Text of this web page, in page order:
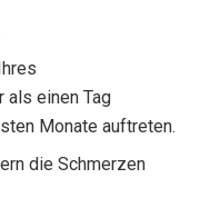
als einen Tag
Monate auftreten.
die Schmerzen